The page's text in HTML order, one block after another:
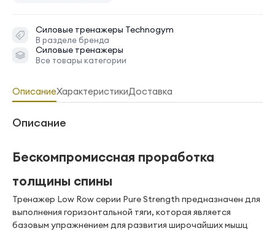
Силовые тренажеры Technogym
В разделе бренда
Силовые тренажеры
Все товары категории
ОписаниеХарактеристикиДоставка
Описание
Бескомпромиссная проработка
толщины спины
Тренажер Low Row серии Pure Strength предназначен для
выполнения горизонтальной тяги, которая является
базовым упражнением для развития широчайших мышц